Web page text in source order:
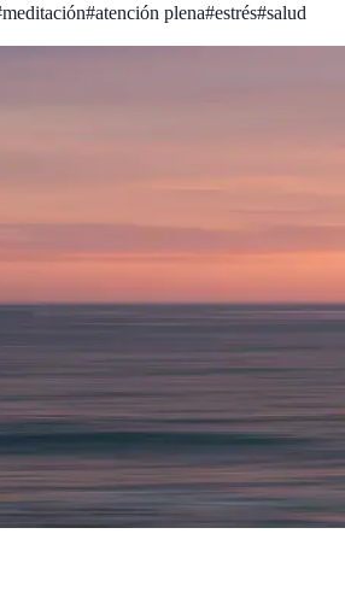
meditación#atención plena#estrés#salud